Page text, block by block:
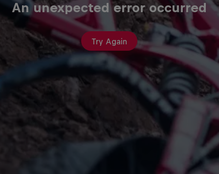
An unexpected error occurred
Try Again